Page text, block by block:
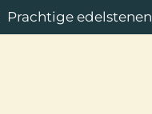
Prachtige edelstenen